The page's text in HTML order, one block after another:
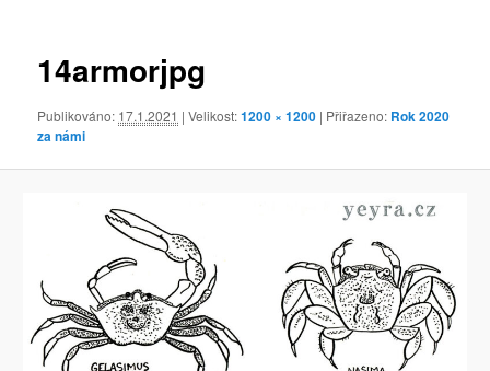
14armorjpg
Publikováno: 17.1.2021 | Velikost:1200 × 1200 | Přiřazeno: Rok 2020
za námi